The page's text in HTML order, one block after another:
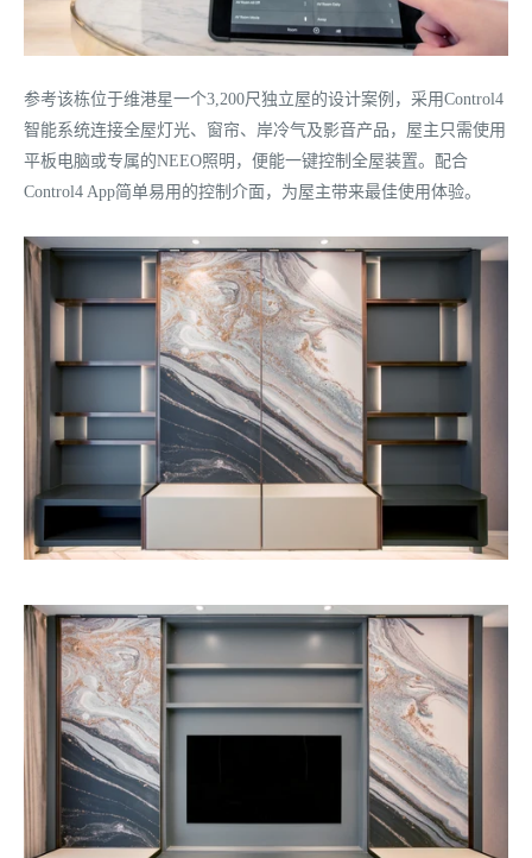
参考该栋位于维港星一个3,200尺独立屋的设计案例，采用Control4
智能系统连接全屋灯光、窗帘、岸冷气及影音产品，屋主只需使用
平板电脑或专属的NEEO照明，便能一键控制全屋装置。配合
Control4 App简单易用的控制介面，为屋主带来最佳使用体验。